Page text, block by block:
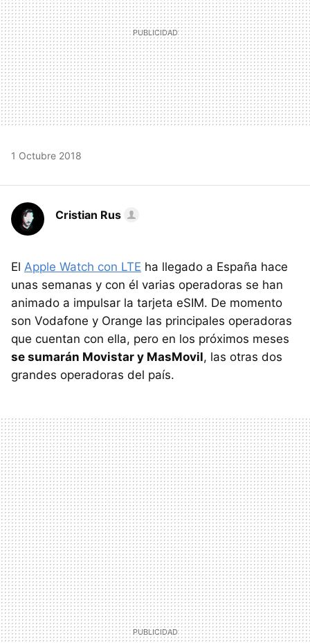
1 Octubre 2018
Cristian Rus
El Apple Watch con LTE ha llegado a España hace
unas semanas y con él varias operadoras se han
animado a impulsar la tarjeta eSIM. De momento
son Vodafone y Orange las principales operadoras
que cuentan con ella, pero en los próximos meses
se sumarán Movistar y MasMovil, las otras dos
grandes operadoras del país.